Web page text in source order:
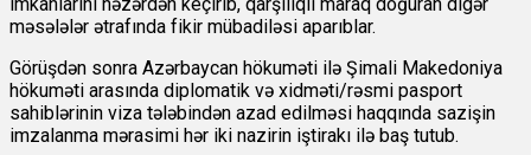
imkanlarını nəzərdən keçirib, qarşılıqlı maraq doğuran digər
məsələlər ətrafında fikir mübadiləsi aparıblar.
Görüşdən sonra Azərbaycan hökuməti ilə Şimali Makedoniya
hökuməti arasında diplomatik və xidməti/rəsmi pasport
sahiblərinin viza tələbindən azad edilməsi haqqında sazişin
imzalanma mərasimi hər iki nazirin iştirakı ilə baş tutub.